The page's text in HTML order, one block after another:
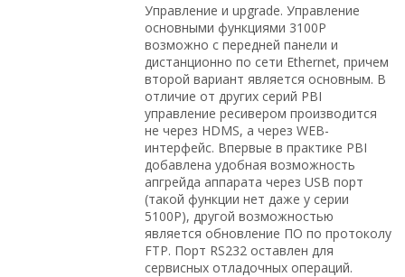
Управление и upgrade. Управление
основными функциями 3100P
возможно с передней панели и
дистанционно по сети Ethernet, причем
второй вариант является основным. В
отличие от других серий PBI
управление ресивером производится
не через HDMS, а через WEB-
интерфейс. Впервые в практике PBI
добавлена удобная возможность
апгрейда аппарата через USB порт
(такой функции нет даже у серии
5100P), другой возможностью
является обновление ПО по протоколу
FTP. Порт RS232 оставлен для
сервисных отладочных операций.